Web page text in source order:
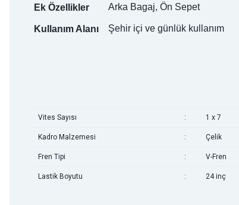
Ek Özellikler Arka Bagaj, Ön Sepet
Kullanım Alanı Şehir içi ve günlük kullanım
Vites Sayısı : 1 x 7
Kadro Malzemesi : Çelik
Fren Tipi : V-Fren
Lastik Boyutu : 24 inç